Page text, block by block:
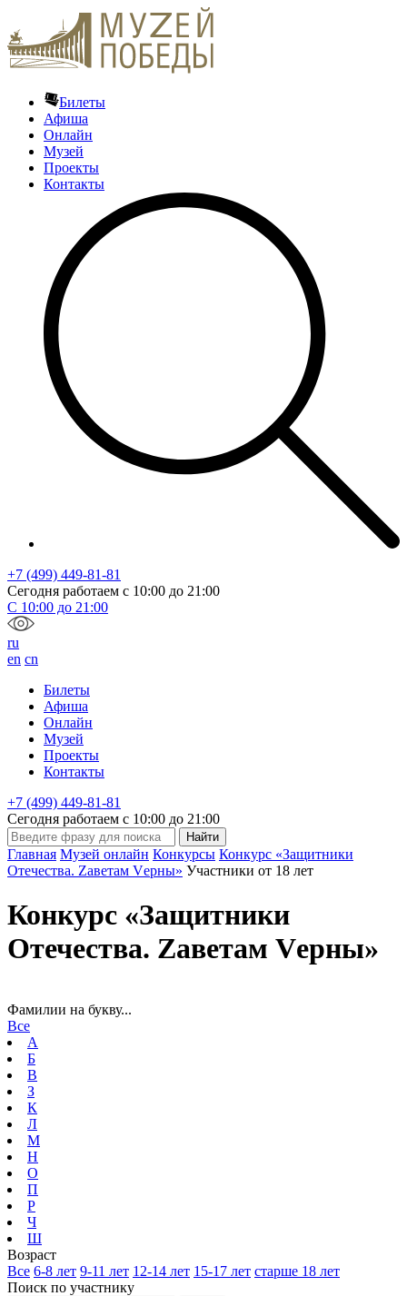
Билеты
Афиша
Онлайн
Музей
Проекты
Контакты
+7 (499) 449-81-81
Сегодня работаем с 10:00 до 21:00
С 10:00 до 21:00
ru
en cn
Билеты
Афиша
Онлайн
Музей
Проекты
Контакты
+7 (499) 449-81-81
Сегодня работаем с 10:00 до 21:00
Главная Музей онлайн Конкурсы Конкурс «Защитники
Отечества. Zаветам Vерны» Участники от 18 лет
Конкурс «Защитники
Отечества. Zаветам Vерны»
Фамилии на букву...
Все
А
Б
В
З
К
Л
М
Н
О
П
Р
Ч
Ш
Возраст
Все 6-8 лет 9-11 лет 12-14 лет 15-17 лет старше 18 лет
Поиск по участнику